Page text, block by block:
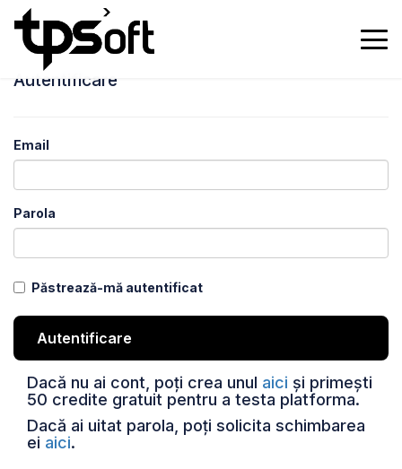
NAVIGARE
MODULE
TESTIMONIALE
CONTACT
Autentificare
Email
Parola
Păstrează-mă autentificat
Dacă nu ai cont, poți crea unul aici și primești
50 credite gratuit pentru a testa platforma.
Dacă ai uitat parola, poți solicita schimbarea
ei aici.